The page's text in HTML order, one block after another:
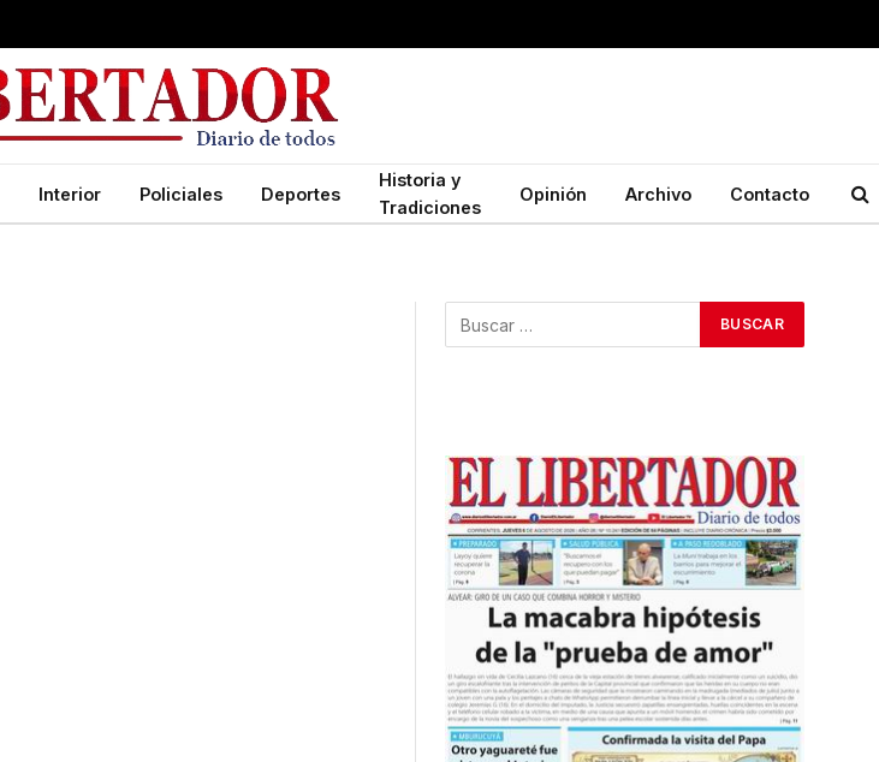
Interior Policiales Deportes
Historia y
Tradiciones
Opinión Archivo Contacto